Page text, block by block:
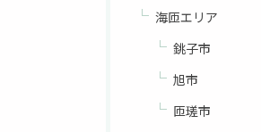
海匝エリア
銚子市
旭市
匝瑳市